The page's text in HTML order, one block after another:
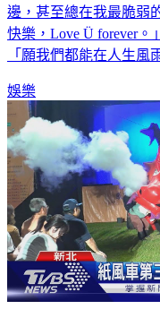
邊，甚至總在我最脆弱
快樂，Love Ü forever。
「願我們都能在人生風
娛樂